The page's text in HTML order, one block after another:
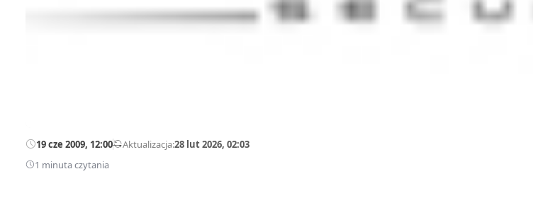
19 cze 2009, 12:00—Aktualizacja:28 lut 2026, 02:03
1 minuta czytania